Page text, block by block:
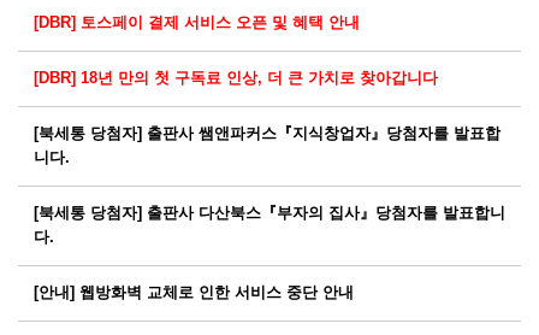
[DBR] 토스페이 결제 서비스 오픈 및 혜택 안내
[DBR] 18년 만의 첫 구독료 인상, 더 큰 가치로 찾아갑니다
[북세통 당첨자] 출판사 쌤앤파커스『지식창업자』당첨자를 발표합
니다.
[북세통 당첨자] 출판사 다산북스『부자의 집사』당첨자를 발표합니
다.
[안내] 웹방화벽 교체로 인한 서비스 중단 안내